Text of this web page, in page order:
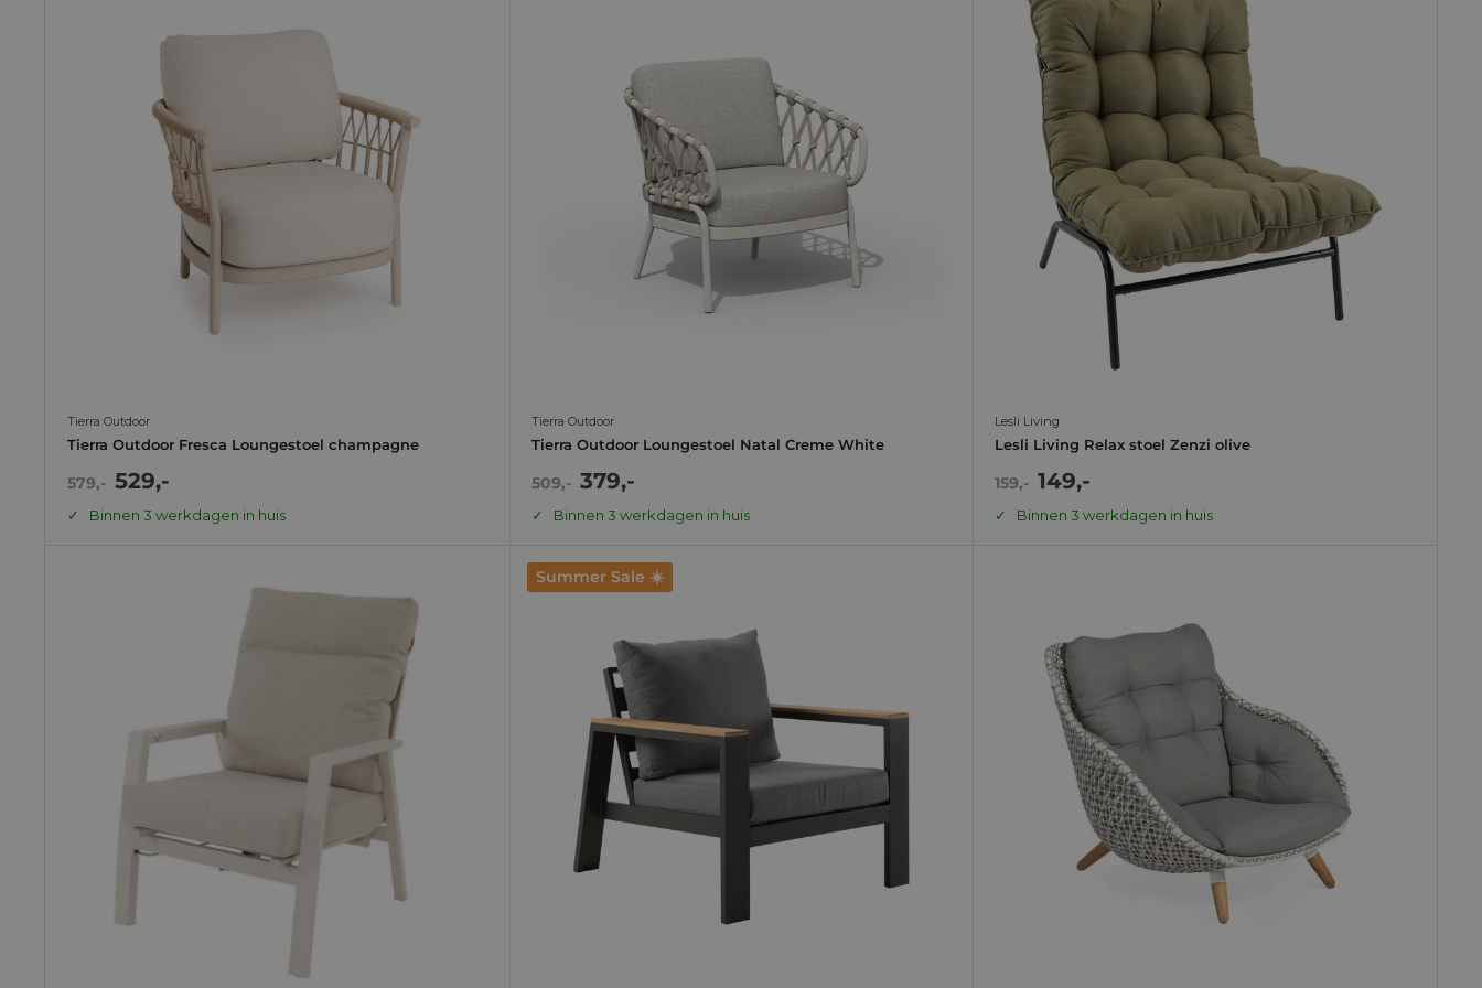
Tierra Outdoor
Tierra Outdoor Fresca Loungestoel champagne
Normale
prijs
579,- Actie
prijs
529,-
Binnen 3 werkdagen in huis
Tierra Outdoor
Tierra Outdoor Loungestoel Natal Creme White
Normale
prijs
509,- Actie
prijs
379,-
Binnen 3 werkdagen in huis
Lesli Living
Lesli Living Relax stoel Zenzi olive
Normale
prijs
159,- Actie
prijs
149,-
Binnen 3 werkdagen in huis
Summer Sale ☀️